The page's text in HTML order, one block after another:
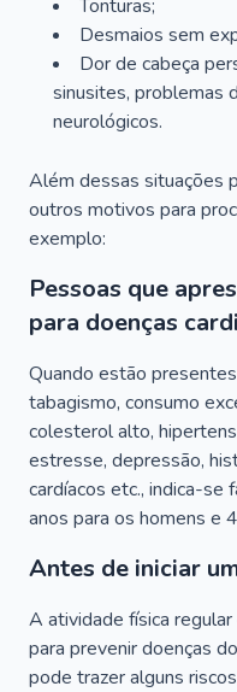
Tonturas;
Desmaios sem
Dor de cabeça
sinusites, problemas
neurológicos.
Além dessas situações
outros motivos para
exemplo:
Pessoas que
para doenças
Quando estão
tabagismo, consumo
colesterol alto,
estresse, depressão,
cardíacos etc., indica-se
anos para os homens e
Antes de iniciar
A atividade física
para prevenir doenças
pode trazer alguns